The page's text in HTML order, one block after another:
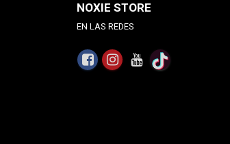
NOXIE STORE
EN LAS REDES